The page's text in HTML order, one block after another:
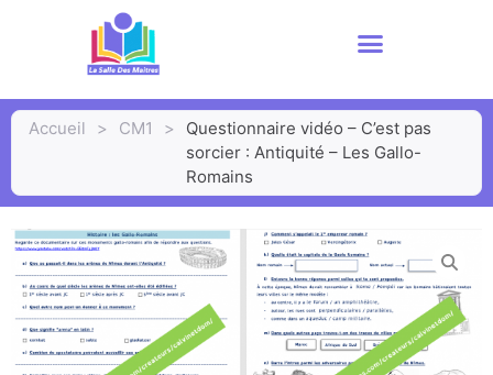
Accueil > CM1 >
Questionnaire vidéo – C’est pas
sorcier : Antiquité – Les Gallo-
Romains